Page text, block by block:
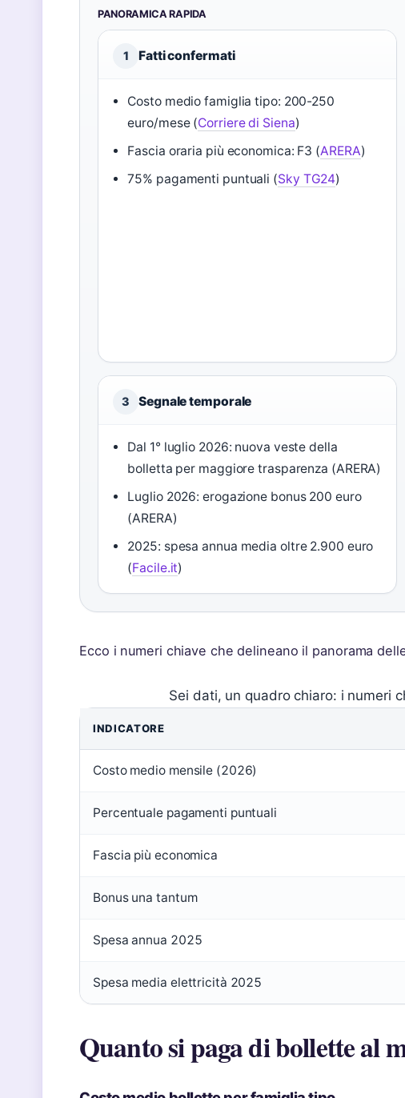
PANORAMICA RAPIDA
1 Fatti confermati
Costo medio famiglia tipo: 200-250
euro/mese (Corriere di Siena)
Fascia oraria più economica: F3 (ARERA)
75% pagamenti puntuali (Sky TG24)
3 Segnale temporale
Dal 1° luglio 2026: nuova veste della
bolletta per maggiore trasparenza (ARERA)
Luglio 2026: erogazione bonus 200 euro
(ARERA)
2025: spesa annua media oltre 2.900 euro
(Facile.it)
Ecco i numeri chiave che delineano il panorama
Sei dati, un quadro chiaro: i numeri
INDICATORE
Costo medio mensile (2026)
Percentuale pagamenti puntuali
Fascia più economica
Bonus una tantum
Spesa annua 2025
Spesa media elettricità 2025
Quanto si paga di bollette al